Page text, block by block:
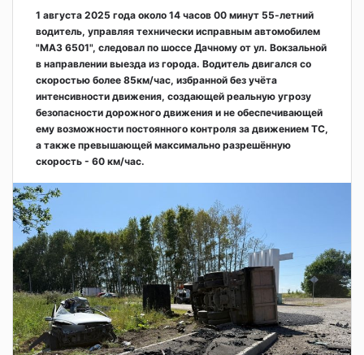
1 августа 2025 года около 14 часов 00 минут 55-летний
водитель, управляя технически исправным автомобилем
"МАЗ 6501", следовал по шоссе Дачному от ул. Вокзальной
в направлении выезда из города. Водитель двигался со
скоростью более 85км/час, избранной без учёта
интенсивности движения, создающей реальную угрозу
безопасности дорожного движения и не обеспечивающей
ему возможности постоянного контроля за движением ТС,
а также превышающей максимально разрешённую
скорость - 60 км/час.